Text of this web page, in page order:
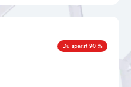
Du sparst 90 %